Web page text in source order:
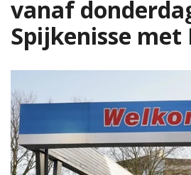
vanaf
Spijkenisse met